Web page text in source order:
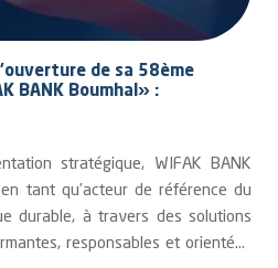
de sa 58ème
BANK Boumhal» :
stratégique, WIFAK BANK
tant qu’acteur de référence du
durable, à travers des solutions
responsables et orientées